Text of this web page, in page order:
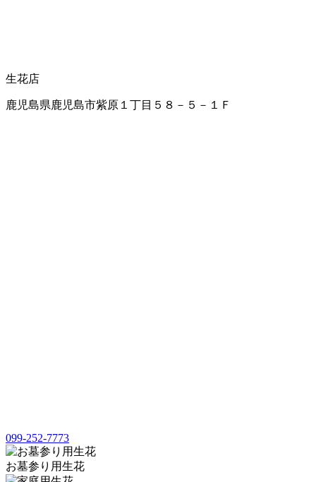
生花店
鹿児島県鹿児島市紫原１丁目５８－５－１Ｆ
099-252-7773
お墓参り用生花